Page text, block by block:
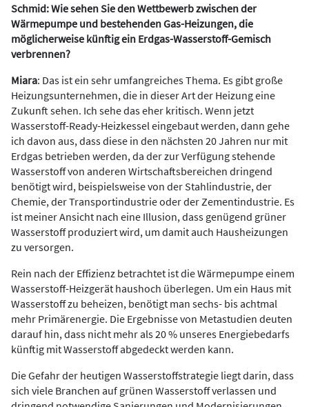
Schmid: Wie sehen Sie den Wettbewerb zwischen der
Wärmepumpe und bestehenden Gas-Heizungen, die
möglicherweise künftig ein Erdgas-Wasserstoff-Gemisch
verbrennen?
Miara: Das ist ein sehr umfangreiches Thema. Es gibt große
Heizungsunternehmen, die in dieser Art der Heizung eine
Zukunft sehen. Ich sehe das eher kritisch. Wenn jetzt
Wasserstoff-Ready-Heizkessel eingebaut werden, dann gehe
ich davon aus, dass diese in den nächsten 20 Jahren nur mit
Erdgas betrieben werden, da der zur Verfügung stehende
Wasserstoff von anderen Wirtschaftsbereichen dringend
benötigt wird, beispielsweise von der Stahlindustrie, der
Chemie, der Transportindustrie oder der Zementindustrie. Es
ist meiner Ansicht nach eine Illusion, dass genügend grüner
Wasserstoff produziert wird, um damit auch Hausheizungen
zu versorgen.
Rein nach der Effizienz betrachtet ist die Wärmepumpe einem
Wasserstoff-Heizgerät haushoch überlegen. Um ein Haus mit
Wasserstoff zu beheizen, benötigt man sechs- bis achtmal
mehr Primärenergie. Die Ergebnisse von Metastudien deuten
darauf hin, dass nicht mehr als 20 % unseres Energiebedarfs
künftig mit Wasserstoff abgedeckt werden kann.
Die Gefahr der heutigen Wasserstoffstrategie liegt darin, dass
sich viele Branchen auf grünen Wasserstoff verlassen und